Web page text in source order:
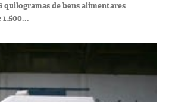
quilogramas de bens alimentares